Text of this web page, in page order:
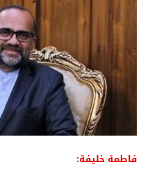
فاطمة خليفة: